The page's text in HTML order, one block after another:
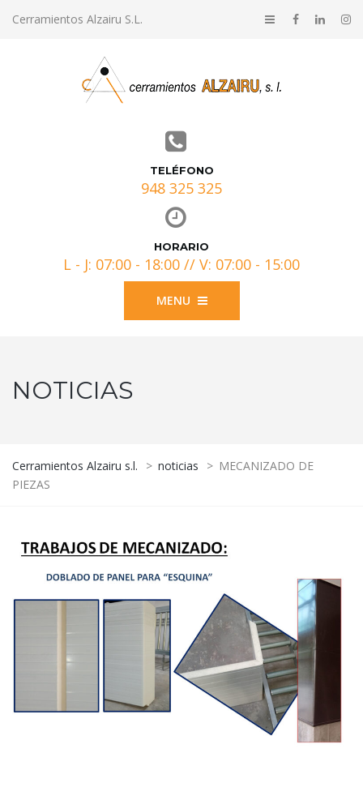
Cerramientos Alzairu S.L.
TELÉFONO
948 325 325
HORARIO
L - J: 07:00 - 18:00 // V: 07:00 - 15:00
MENU
NOTICIAS
Cerramientos Alzairu s.l. > noticias > MECANIZADO DE
PIEZAS